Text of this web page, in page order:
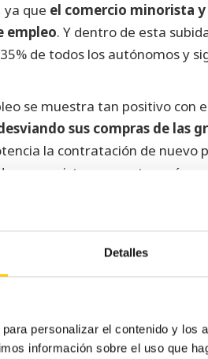
Detalles
personalizar el contenido y los
información sobre el uso que
ya que el comercio minorista y
empleo. Y dentro de esta
de todos los autónomos y
se muestra tan positivo con
sus compras de las
la contratación de nuevo
que existe en nuestro país.
de euros por trabajador,
en tramos de
el número de autónomos?